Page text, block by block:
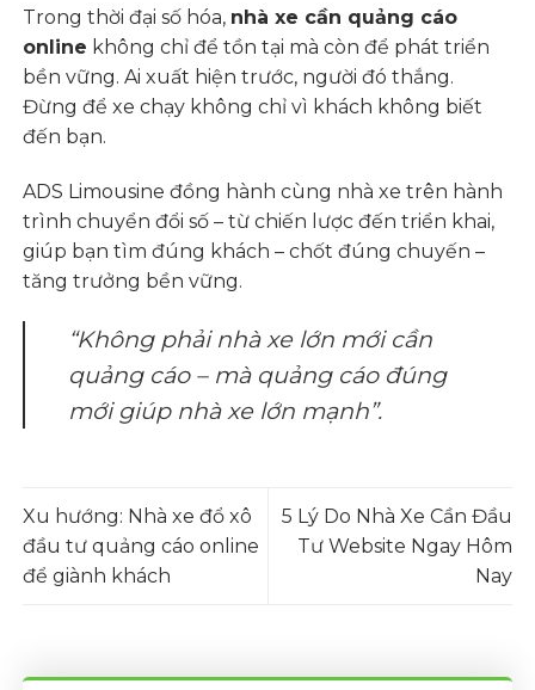
Trong thời đại số hóa, nhà xe cần quảng cáo
online không chỉ để tồn tại mà còn để phát triển
bền vững. Ai xuất hiện trước, người đó thắng.
Đừng để xe chạy không chỉ vì khách không biết
đến bạn.
ADS Limousine đồng hành cùng nhà xe trên hành
trình chuyển đổi số – từ chiến lược đến triển khai,
giúp bạn tìm đúng khách – chốt đúng chuyến –
tăng trưởng bền vững.
“Không phải nhà xe lớn mới cần
quảng cáo – mà quảng cáo đúng
mới giúp nhà xe lớn mạnh”.
Xu hướng: Nhà xe đổ xô
đầu tư quảng cáo online
để giành khách
5 Lý Do Nhà Xe Cần Đầu
Tư Website Ngay Hôm
Nay